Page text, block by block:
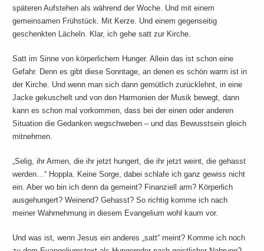
späteren Aufstehen als während der Woche. Und mit einem
gemeinsamen Frühstück. Mit Kerze. Und einem gegenseitig
geschenkten Lächeln. Klar, ich gehe satt zur Kirche.
Satt im Sinne von körperlichem Hunger. Allein das ist schon eine
Gefahr. Denn es gibt diese Sonntage, an denen es schön warm ist in
der Kirche. Und wenn man sich dann gemütlich zurücklehnt, in eine
Jacke gekuschelt und von den Harmonien der Musik bewegt, dann
kann es schon mal vorkommen, dass bei der einen oder anderen
Situation die Gedanken wegschweben – und das Bewusstsein gleich
mitnehmen.
„Selig, ihr Armen, die ihr jetzt hungert, die ihr jetzt weint, die gehasst
werden…“ Hoppla. Keine Sorge, dabei schlafe ich ganz gewiss nicht
ein. Aber wo bin ich denn da gemeint? Finanziell arm? Körperlich
ausgehungert? Weinend? Gehasst? So richtig komme ich nach
meiner Wahrnehmung in diesem Evangelium wohl kaum vor.
Und was ist, wenn Jesus ein anderes „satt“ meint? Komme ich noch